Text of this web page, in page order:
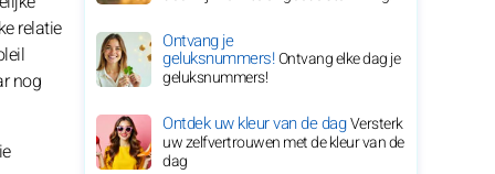
relatie
nog
Ontvang je
geluksnummers!Ontvang elke dag je
geluksnummers!
Ontdek uw kleur van de dagVersterk
uw zelfvertrouwen met de kleur van de
dag